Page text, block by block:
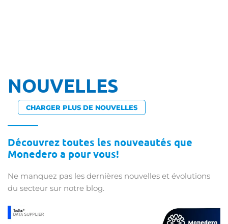
NOUVELLES
CHARGER PLUS DE NOUVELLES
Découvrez toutes les nouveautés que
Monedero a pour vous!
Ne manquez pas les dernières nouvelles et évolutions
du secteur sur notre blog.